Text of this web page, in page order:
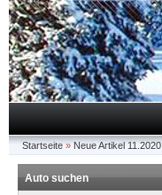
Startseite » Neue Artikel 11.2020
Auto suchen